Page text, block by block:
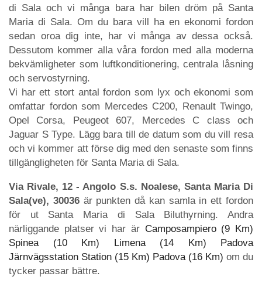
di Sala och vi många bara har bilen dröm på Santa
Maria di Sala. Om du bara vill ha en ekonomi fordon
sedan oroa dig inte, har vi många av dessa också.
Dessutom kommer alla våra fordon med alla moderna
bekvämligheter som luftkonditionering, centrala låsning
och servostyrning.
Vi har ett stort antal fordon som lyx och ekonomi som
omfattar fordon som Mercedes C200, Renault Twingo,
Opel Corsa, Peugeot 607, Mercedes C class och
Jaguar S Type. Lägg bara till de datum som du vill resa
och vi kommer att förse dig med den senaste som finns
tillgängligheten för Santa Maria di Sala.
Via Rivale, 12 - Angolo S.s. Noalese, Santa Maria Di
Sala(ve), 30036 är punkten då kan samla in ett fordon
för ut Santa Maria di Sala Biluthyrning. Andra
närliggande platser vi har är Camposampiero (9 Km)
Spinea (10 Km)
Limena (14 Km)
Padova
Järnvägsstation Station (15 Km) Padova (16 Km) om du
tycker passar bättre.